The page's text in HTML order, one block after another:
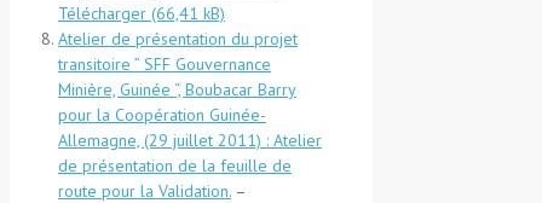
Télécharger
Atelier de présentation du projet
transitoire ” SFF Gouvernance
Minière, Guinée “, Boubacar Barry
pour la Coopération Guinée-
Allemagne, (29 juillet 2011) : Atelier
de présentation de la feuille de
route pour la Validation. –